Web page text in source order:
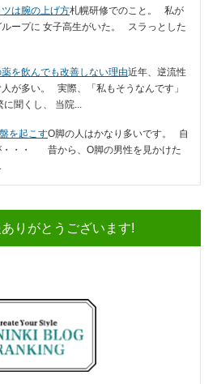
は腕の上げ方札幌研修でのこと。 私が
ープに 女子高生がいた。 スラっとした
を飲んでも改善しない理由近年、逆流性
が多い。 実際、「私もそうなんです」
聞くし、 当院...
を起こすO脚の人はかなり多いです。 自
・・・ 昔から、O脚の男性を見かけた
りがとうございます!